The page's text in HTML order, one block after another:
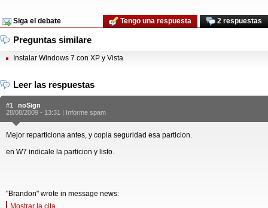
Siga el debate 2 respuestas
Tengo una respuesta
Preguntas similare
Instalar Windows 7 con XP y Vista
Leer las respuestas
#1
noSign
28/08/2009 - 13:31 | Informe spam
Mejor reparticiona antes, y copia seguridad esa particion.
en W7 indicale la particion y listo.
"Brandon" wrote in message news:
Mostrar la cita